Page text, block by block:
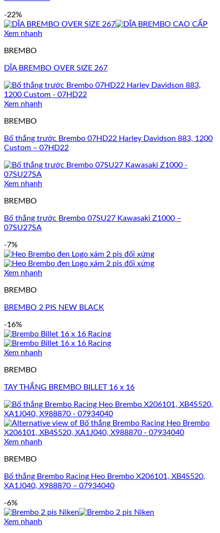
-22%
Xem nhanh
BREMBO
DĨA BREMBO OVER SIZE 267
Xem nhanh
BREMBO
Bố thắng trước Brembo 07HD22 Harley Davidson 883, 1200
Custom – 07HD22
Xem nhanh
BREMBO
Bố thắng trước Brembo 07SU27 Kawasaki Z1000 –
07SU27SA
-7%
Xem nhanh
BREMBO
BREMBO 2 PIS NEW BLACK
-16%
Xem nhanh
BREMBO
TAY THẮNG BREMBO BILLET 16 x 16
Xem nhanh
BREMBO
Bố thắng Brembo Racing Heo Brembo X206101, XB4S520,
XA1J040, X988870 – 07934040
-6%
Xem nhanh